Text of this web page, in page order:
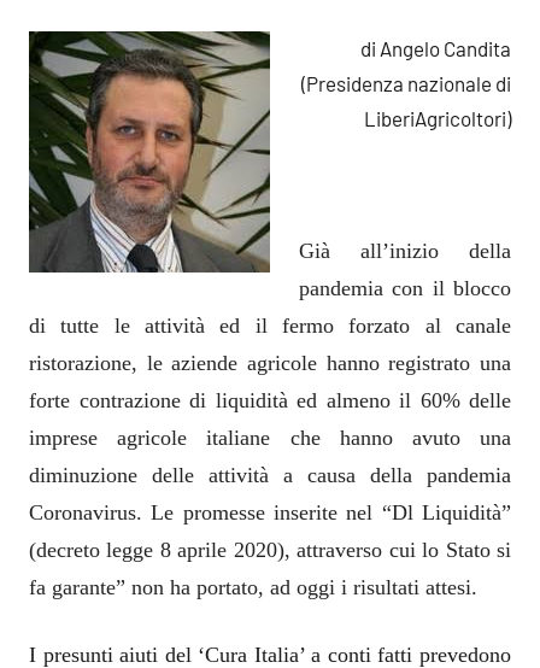
di Angelo Candita
(Presidenza nazionale di
LiberiAgricoltori)
Già all’inizio della
pandemia con il blocco
di tutte le attività ed il fermo forzato al canale
ristorazione, le aziende agricole hanno registrato una
forte contrazione di liquidità ed almeno il 60% delle
imprese agricole italiane che hanno avuto una
diminuzione delle attività a causa della pandemia
Coronavirus. Le promesse inserite nel “Dl Liquidità”
(decreto legge 8 aprile 2020), attraverso cui lo Stato si
fa garante” non ha portato, ad oggi i risultati attesi.
I presunti aiuti del ‘Cura Italia’ a conti fatti prevedono